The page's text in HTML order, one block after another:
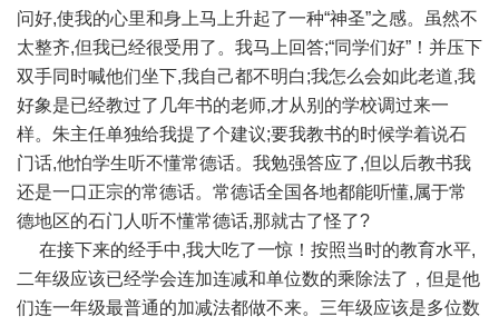
问好,使我的心里和身上马上升起了一种“神圣”之感。虽然不
太整齐,但我已经很受用了。我马上回答;“同学们好”！并压下
双手同时喊他们坐下,我自己都不明白;我怎么会如此老道,我
好象是已经教过了几年书的老师,才从别的学校调过来一
样。朱主任单独给我提了个建议;要我教书的时候学着说石
门话,他怕学生听不懂常德话。我勉强答应了,但以后教书我
还是一口正宗的常德话。常德话全国各地都能听懂,属于常
德地区的石门人听不懂常德话,那就古了怪了?
在接下来的经手中,我大吃了一惊！按照当时的教育水平,
二年级应该已经学会连加连减和单位数的乘除法了，但是他
们连一年级最普通的加减法都做不来。三年级应该是多位数